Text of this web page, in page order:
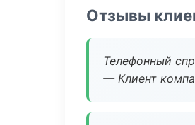
Отзывы
Телефонный
— Клиент